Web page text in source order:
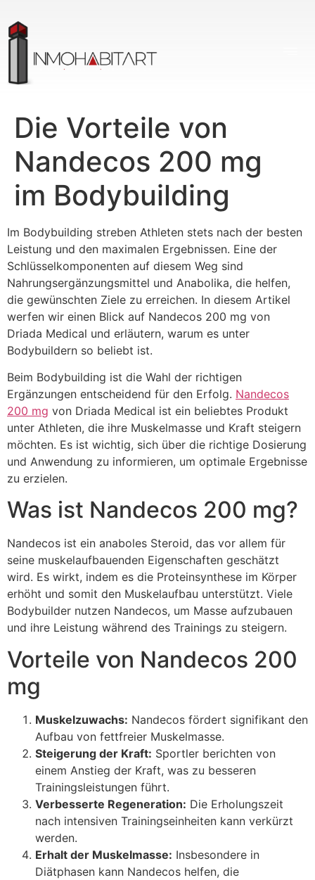
Die Vorteile von
Nandecos 200 mg
im Bodybuilding
Im Bodybuilding streben Athleten stets nach der besten
Leistung und den maximalen Ergebnissen. Eine der
Schlüsselkomponenten auf diesem Weg sind
Nahrungsergänzungsmittel und Anabolika, die helfen,
die gewünschten Ziele zu erreichen. In diesem Artikel
werfen wir einen Blick auf Nandecos 200 mg von
Driada Medical und erläutern, warum es unter
Bodybuildern so beliebt ist.
Beim Bodybuilding ist die Wahl der richtigen
Ergänzungen entscheidend für den Erfolg. Nandecos
200 mg von Driada Medical ist ein beliebtes Produkt
unter Athleten, die ihre Muskelmasse und Kraft steigern
möchten. Es ist wichtig, sich über die richtige Dosierung
und Anwendung zu informieren, um optimale Ergebnisse
zu erzielen.
Was ist Nandecos 200 mg?
Nandecos ist ein anaboles Steroid, das vor allem für
seine muskelaufbauenden Eigenschaften geschätzt
wird. Es wirkt, indem es die Proteinsynthese im Körper
erhöht und somit den Muskelaufbau unterstützt. Viele
Bodybuilder nutzen Nandecos, um Masse aufzubauen
und ihre Leistung während des Trainings zu steigern.
Vorteile von Nandecos 200
mg
Muskelzuwachs: Nandecos fördert signifikant den
Aufbau von fettfreier Muskelmasse.
Steigerung der Kraft: Sportler berichten von
einem Anstieg der Kraft, was zu besseren
Trainingsleistungen führt.
Verbesserte Regeneration: Die Erholungszeit
nach intensiven Trainingseinheiten kann verkürzt
werden.
Erhalt der Muskelmasse: Insbesondere in
Diätphasen kann Nandecos helfen, die